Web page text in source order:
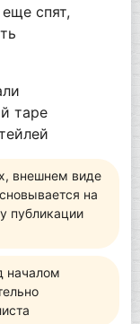
спят,
таре
внешнем виде
на
публикации
началом